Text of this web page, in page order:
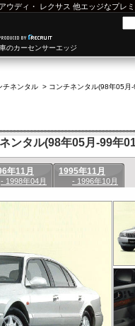
アウディ ・ レクサス 他エッジなプレ
のカーセンサーエッジ
チネンタル > コンチネンタル(98年05月
ンタル(98年05月-99年
年11月
- 1998年04月
1995年11月
- 1996年10月